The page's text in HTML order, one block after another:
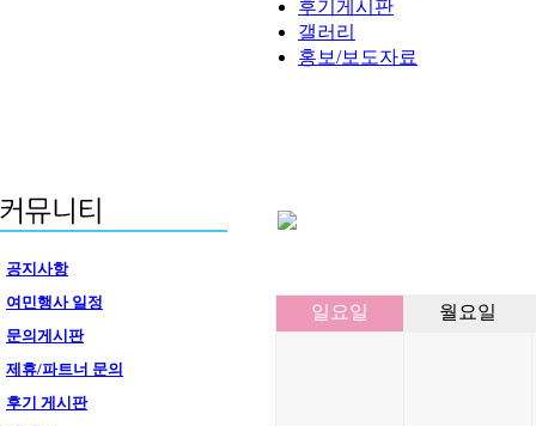
후기게시판
갤러리
홍보/보도자료
공지사항
여민행사 일정
문의게시판
제휴/파트너 문의
후기 게시판
일요일 월요일